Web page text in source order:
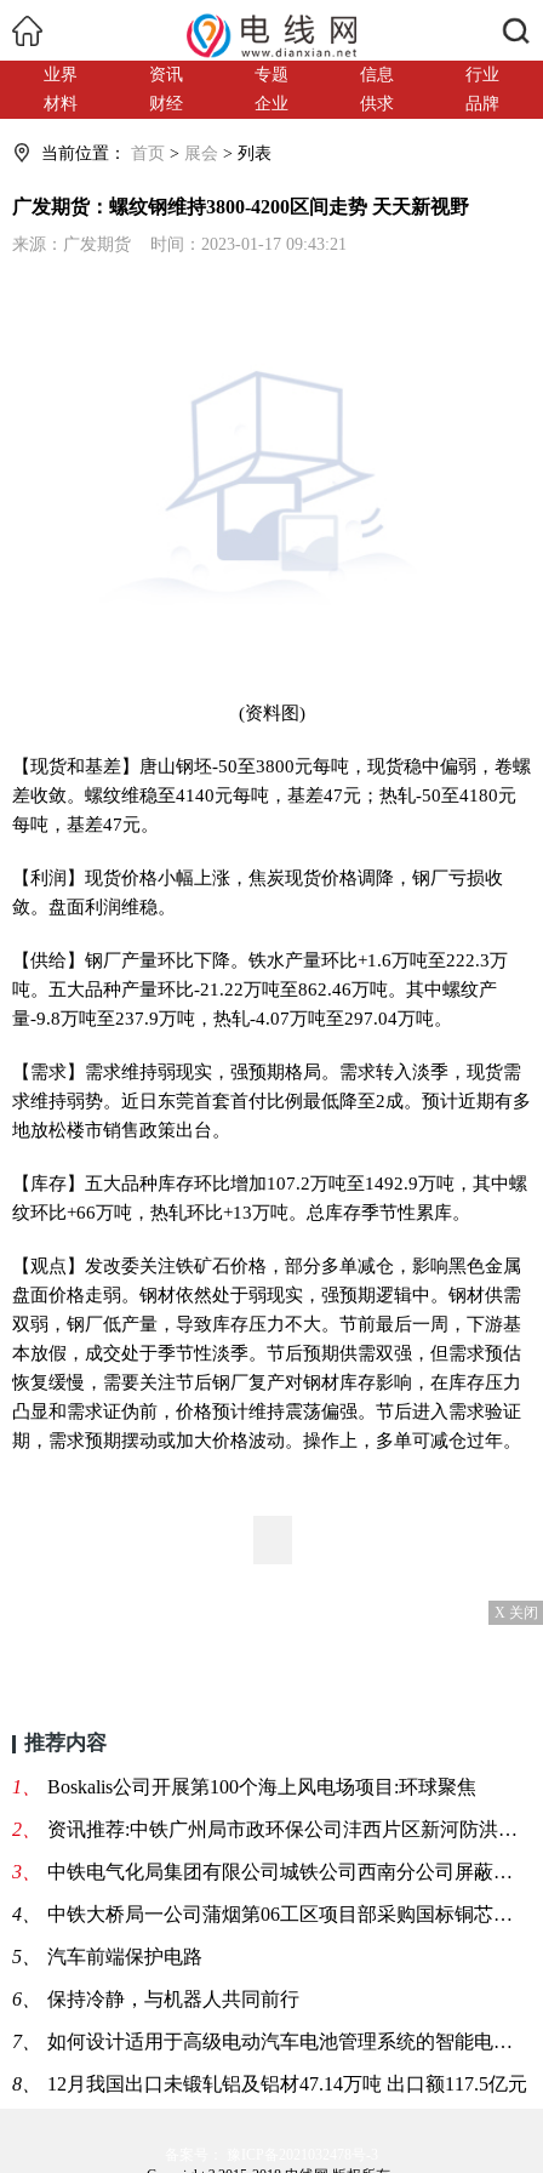
业界 资讯 专题 信息
行业
材料
财经 企业 供求 品牌
当前位置： 首页 > 展会 > 列表
广发期货：螺纹钢维持3800-4200区间走势 天天新视野
来源：广发期货 时间：2023-01-17 09:43:21
(资料图)
【现货和基差】唐山钢坯-50至3800元每吨，现货稳中偏弱，卷螺
差收敛。螺纹维稳至4140元每吨，基差47元；热轧-50至4180元
每吨，基差47元。
【利润】现货价格小幅上涨，焦炭现货价格调降，钢厂亏损收
敛。盘面利润维稳。
【供给】钢厂产量环比下降。铁水产量环比+1.6万吨至222.3万
吨。五大品种产量环比-21.22万吨至862.46万吨。其中螺纹产
量-9.8万吨至237.9万吨，热轧-4.07万吨至297.04万吨。
【需求】需求维持弱现实，强预期格局。需求转入淡季，现货需
求维持弱势。近日东莞首套首付比例最低降至2成。预计近期有多
地放松楼市销售政策出台。
【库存】五大品种库存环比增加107.2万吨至1492.9万吨，其中螺
纹环比+66万吨，热轧环比+13万吨。总库存季节性累库。
【观点】发改委关注铁矿石价格，部分多单减仓，影响黑色金属
盘面价格走弱。钢材依然处于弱现实，强预期逻辑中。钢材供需
双弱，钢厂低产量，导致库存压力不大。节前最后一周，下游基
本放假，成交处于季节性淡季。节后预期供需双强，但需求预估
恢复缓慢，需要关注节后钢厂复产对钢材库存影响，在库存压力
凸显和需求证伪前，价格预计维持震荡偏强。节后进入需求验证
期，需求预期摆动或加大价格波动。操作上，多单可减仓过年。
X 关闭
推荐内容
1、 Boskalis公司开展第100个海上风电场项目:环球聚焦
2、 资讯推荐:中铁广州局市政环保公司沣西片区新河防洪铜芯电缆线等询价书
3、 中铁电气化局集团有限公司城铁公司西南分公司屏蔽线采购询价 全球观速讯
4、 中铁大桥局一公司蒲烟第06工区项目部采购国标铜芯电缆线询价单 快讯
5、 汽车前端保护电路
6、 保持冷静，与机器人共同前行
7、 如何设计适用于高级电动汽车电池管理系统的智能电池接线盒
8、 12月我国出口未锻轧铝及铝材47.14万吨 出口额117.5亿元